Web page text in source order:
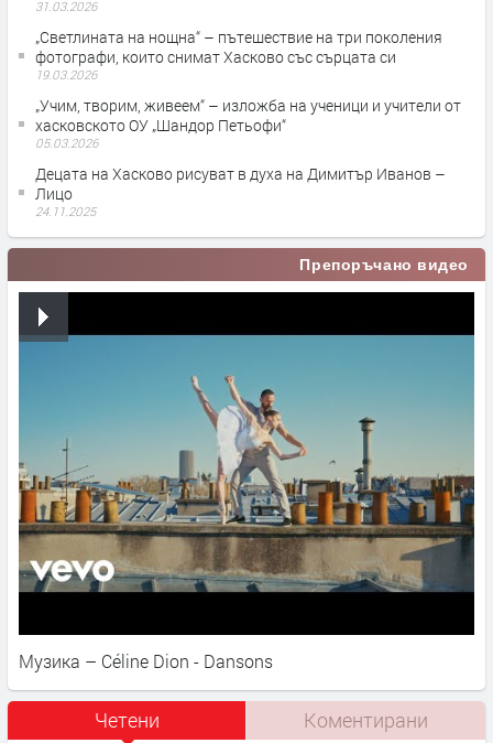
31.03.2026
„Светлината на нощна“ – пътешествие на три поколения
фотографи, които снимат Хасково със сърцата си
19.03.2026
„Учим, творим, живеем“ – изложба на ученици и учители от
хасковското ОУ „Шандор Петьофи“
05.03.2026
Децата на Хасково рисуват в духа на Димитър Иванов –
Лицо
24.11.2025
Препоръчано видео
Музика – Céline Dion - Dansons
Четени Коментирани